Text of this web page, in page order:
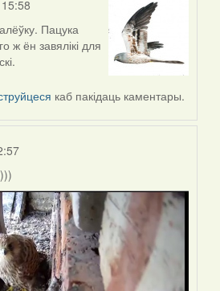
Пацука
ж ён завялікі для
каб пакідаць каментары.